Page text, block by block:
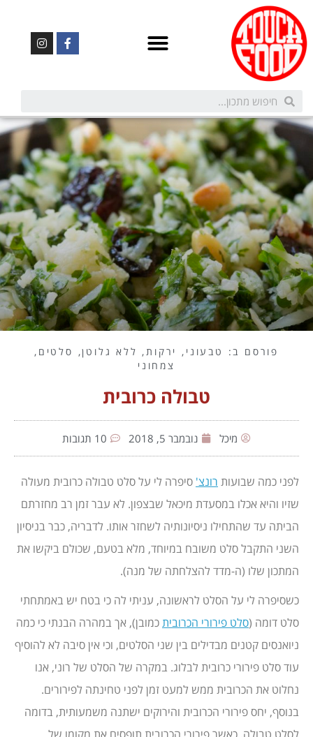
פורסם ב: טבעוני , ירקות, ללא גלוטן, סלטים ,
צמחוני
טבולה כרובית
מיכל נובמבר 5, 2018 10 תגובות
לפני כמה שבועות רונצ' סיפרה לי על סלט טבולה כרובית מעולה
שזיו והיא אכלו במסעדת מיכאל שבצפון. לא עבר זמן רב מחזרתם
הביתה עד שהתחילו ניסיונותיה לשחזר אותו. לדבריה, כבר בניסיון
השני התקבל סלט משובח במיוחד, מלא בטעם, שכולם ביקשו את
המתכון שלו (ה-מדד להצלחתה של מנה).
כשסיפרה לי על הסלט לראשונה, עניתי לה כי בטח יש באמתחתי
סלט דומה (סלט פירורי הכרוביתכמובן), אך במהרה הבנתי כי כמה
ניואנסים קטנים מבדילים בין שני הסלטים, וכי אין סיבה לא להוסיף
עוד סלט פירורי כרובית לבלוג. במקרה של הסלט של רוני, אנו
נחלוט את הכרובית ממש למעט זמן לפני טחינתה לפירורים.
בנוסף, יחס פירורי הכרובית והירוקים ישתנה משמעותית, בדומה